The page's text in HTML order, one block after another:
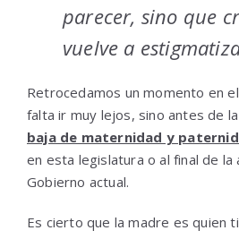
parecer, sino que
vuelve a
Retrocedamos un momento en
falta ir muy lejos, sino antes de
baja de maternidad y
en esta legislatura o al final de
Gobierno actual.
Es cierto que la madre es quien